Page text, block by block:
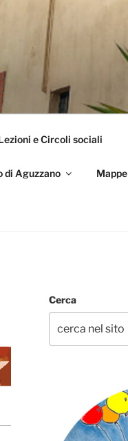
e Circoli sociali
di Aguzzano Mappe
Cerca